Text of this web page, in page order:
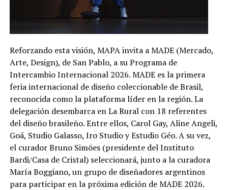
Reforzando esta visión, MAPA invita a MADE (Mercado,
Arte, Design), de San Pablo, a su Programa de
Intercambio Internacional 2026. MADE es la primera
feria internacional de diseño coleccionable de Brasil,
reconocida como la plataforma líder en la región. La
delegación desembarca en La Rural con 18 referentes
del diseño brasileño. Entre ellos, Carol Gay, Aline Angeli,
Goá, Studio Galasso, Iro Studio y Estudio Géo. A su vez,
el curador Bruno Simões (presidente del Instituto
Bardi/Casa de Cristal) seleccionará, junto a la curadora
María Boggiano, un grupo de diseñadores argentinos
para participar en la próxima edición de MADE 2026.